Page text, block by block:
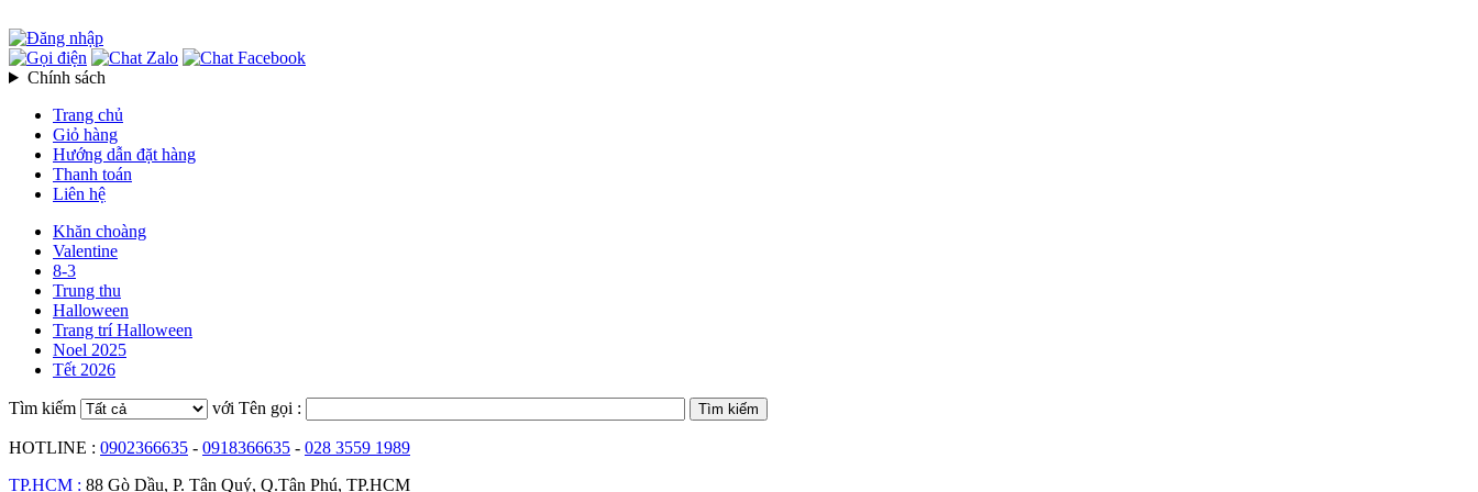
Chính sách
Trang chủ
Giỏ hàng
Hướng dẫn đặt hàng
Thanh toán
Liên hệ
Khăn choàng
Valentine
8-3
Trung thu
Halloween
Trang trí Halloween
Noel 2025
Tết 2026
Tìm kiếm với Tên gọi :
HOTLINE : 0902366635 - 0918366635 - 028 3559 1989
TP.HCM : 88 Gò Dầu, P. Tân Quý, Q.Tân Phú, TP.HCM